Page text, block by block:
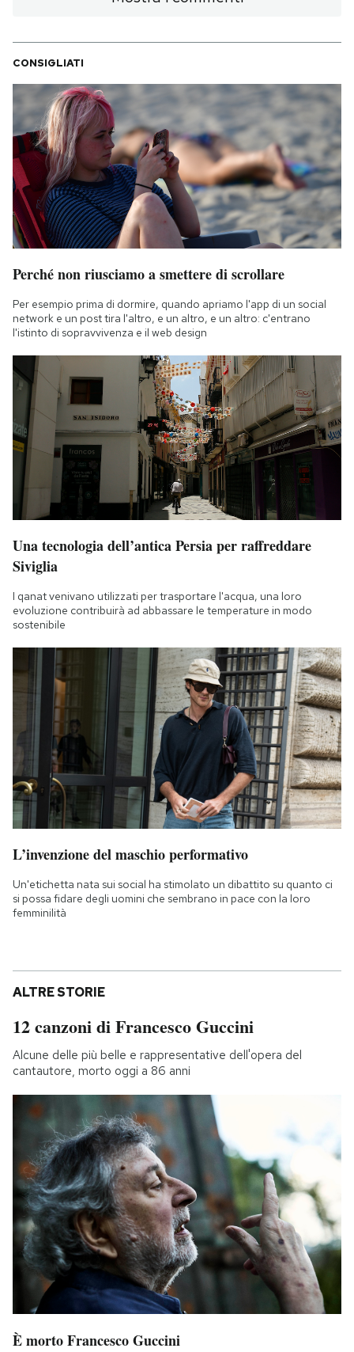
CONSIGLIATI
Perché non riusciamo a smettere di scrollare
Per esempio prima di dormire, quando apriamo l'app di un social
network e un post tira l'altro, e un altro, e un altro: c'entrano
l'istinto di sopravvivenza e il web design
Una tecnologia dell’antica Persia per raffreddare
Siviglia
I qanat venivano utilizzati per trasportare l'acqua, una loro
evoluzione contribuirà ad abbassare le temperature in modo
sostenibile
L’invenzione del maschio performativo
Un'etichetta nata sui social ha stimolato un dibattito su quanto ci
si possa fidare degli uomini che sembrano in pace con la loro
femminilità
ALTRE STORIE
12 canzoni di Francesco Guccini
Alcune delle più belle e rappresentative dell'opera del
cantautore, morto oggi a 86 anni
È morto Francesco Guccini